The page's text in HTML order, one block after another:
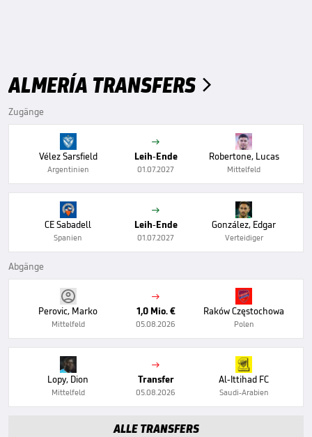
ALMERÍA TRANSFERS 
Zugänge
Vélez Sarsfield
Argentinien

Leih-Ende
01.07.2027
Robertone, Lucas
Mittelfeld
CE Sabadell
Spanien

Leih-Ende
01.07.2027
González, Edgar
Verteidiger
Abgänge
Perovic, Marko
Mittelfeld

1,0 Mio. €
05.08.2026
Raków Częstochowa
Polen
Lopy, Dion
Mittelfeld

Transfer
05.08.2026
Al-Ittihad FC
Saudi-Arabien
ALLE TRANSFERS